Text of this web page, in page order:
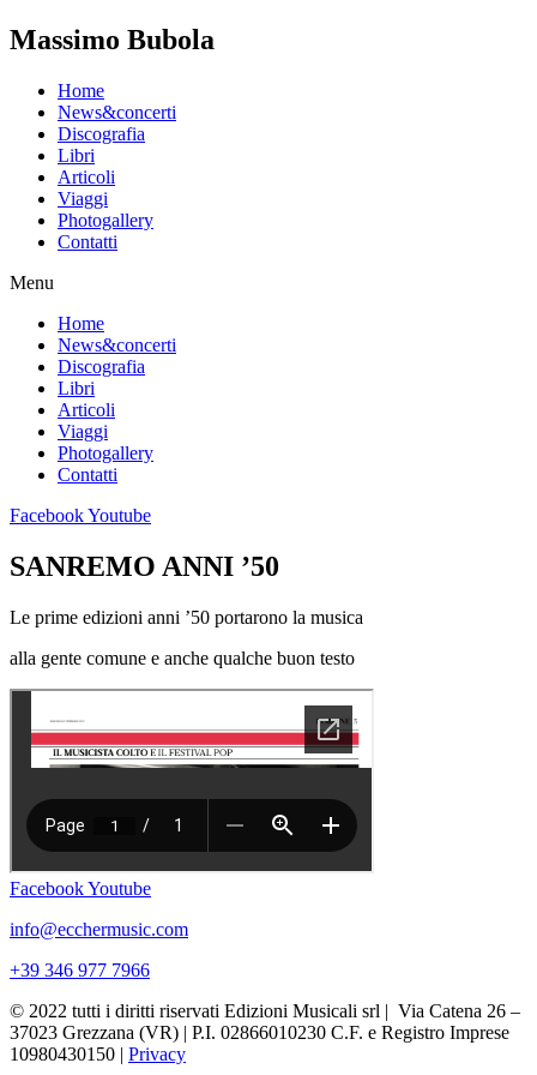
Massimo Bubola
Home
News&concerti
Discografia
Libri
Articoli
Viaggi
Photogallery
Contatti
Menu
Home
News&concerti
Discografia
Libri
Articoli
Viaggi
Photogallery
Contatti
FacebookYoutube
SANREMO ANNI ’50
Le prime edizioni anni ’50 portarono la musica
alla gente comune e anche qualche buon testo
FacebookYoutube
info@ecchermusic.com
+39 346 977 7966
© 2022 tutti i diritti riservati Edizioni Musicali srl | Via Catena 26 –
37023 Grezzana (VR) | P.I. 02866010230 C.F. e Registro Imprese
10980430150 | Privacy